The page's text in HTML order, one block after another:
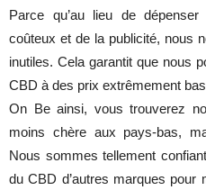
Parce qu’au lieu de
coûteux et de la publicité, nous
inutiles. Cela garantit que nous
CBD à des prix extrêmement
On Be ainsi, vous trouverez
moins chère aux pays-bas,
Nous sommes tellement
du CBD d’autres marques pour